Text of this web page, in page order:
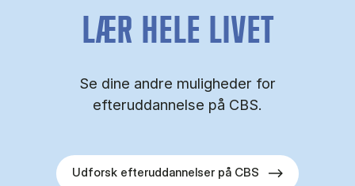
LÆR HELE LIVET
Se dine andre muligheder for
efteruddannelse på CBS.
Udforsk efteruddannelser på CBS